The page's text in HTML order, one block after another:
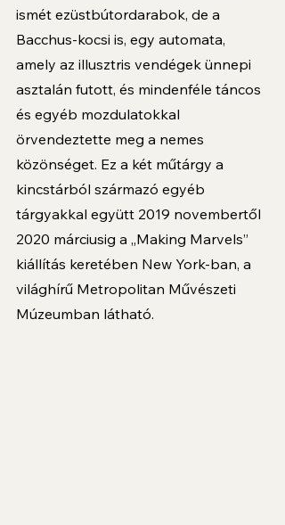
ismét ezüstbútordarabok, de a
Bacchus-kocsi is, egy automata,
amely az illusztris vendégek ünnepi
asztalán futott, és mindenféle táncos
és egyéb mozdulatokkal
örvendeztette meg a nemes
közönséget. Ez a két műtárgy a
kincstárból származó egyéb
tárgyakkal együtt 2019 novembertől
2020 márciusig a „Making Marvels”
kiállítás keretében New York-ban, a
világhírű Metropolitan Művészeti
Múzeumban látható.